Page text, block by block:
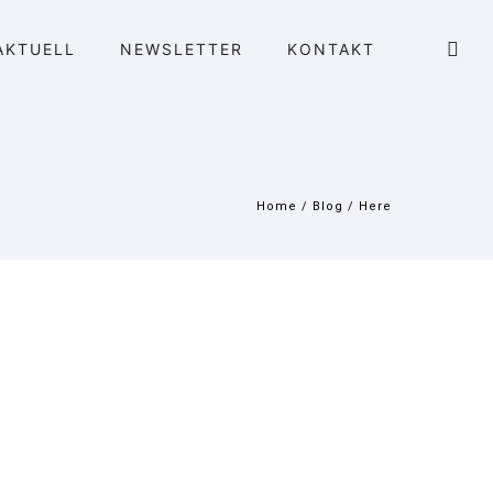
NEWSLETTER KONTAKT
Home / Blog / Here